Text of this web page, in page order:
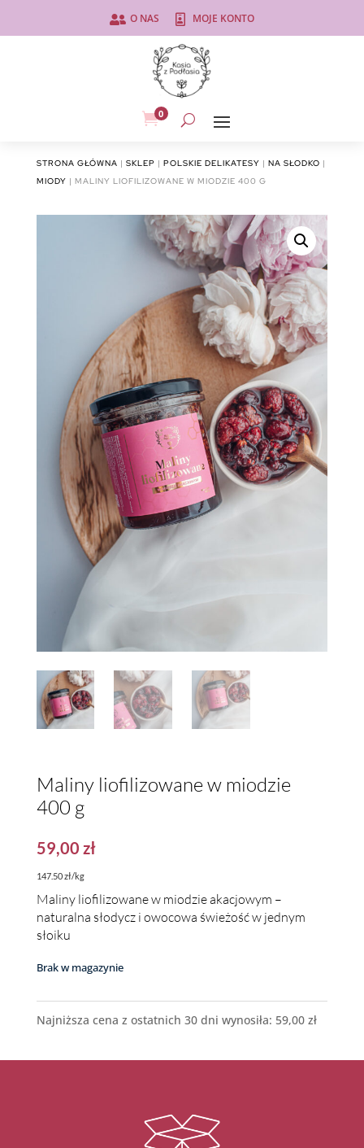
 O NAS  MOJE KONTO
0
STRONA GŁÓWNA | SKLEP | POLSKIE DELIKATESY | NA SŁODKO |
MIODY | MALINY LIOFILIZOWANE W MIODZIE 400 G
Maliny liofilizowane w miodzie
400 g
59,00 zł
147.50 zł/kg
Maliny liofilizowane w miodzie akacjowym –
naturalna słodycz i owocowa świeżość w jednym
słoiku
Brak w magazynie
Najniższa cena z ostatnich 30 dni wynosiła: 59,00 zł